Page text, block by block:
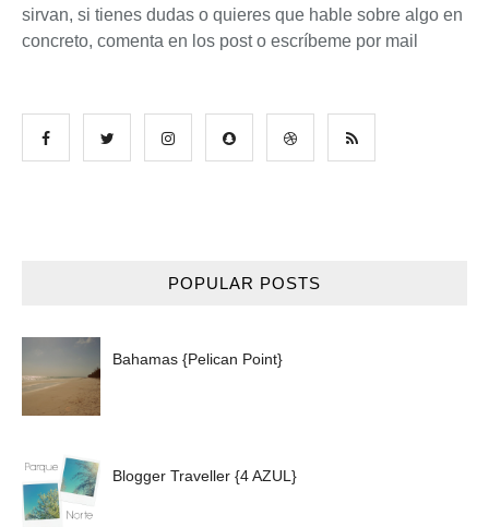
sirvan, si tienes dudas o quieres que hable sobre algo en
concreto, comenta en los post o escríbeme por mail
POPULAR POSTS
Bahamas {Pelican Point}
Blogger Traveller {4 AZUL}